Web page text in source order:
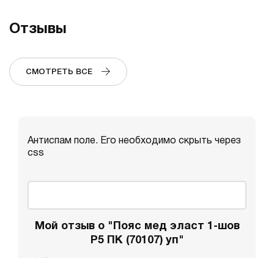
Отзывы
СМОТРЕТЬ ВСЕ
Антиспам поле. Его необходимо скрыть через
css
Мой отзыв о "Пояс мед эласт 1-шов
P5 ПК (70107) уп"